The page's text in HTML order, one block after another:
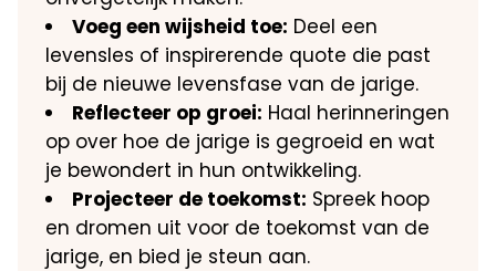
Voeg een wijsheid toe: Deel een
levensles of inspirerende quote die past
bij de nieuwe levensfase van de jarige.​
Reflecteer op groei: Haal herinneringen
op over hoe de jarige is gegroeid en wat
je bewondert in hun ontwikkeling.​
Projecteer de toekomst: Spreek hoop
en dromen uit voor de toekomst van de
jarige, en bied je steun aan.​